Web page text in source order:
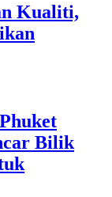
Kualiti,
Bilik